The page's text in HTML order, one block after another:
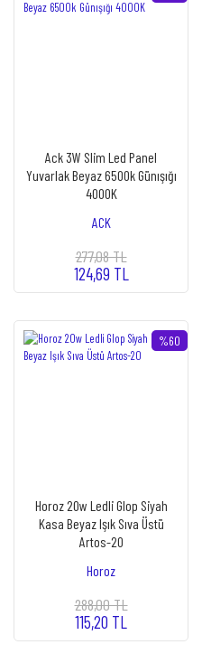
Ack 3W Slim Led Panel
Yuvarlak Beyaz 6500k Günışığı
4000K
ACK
277,08 TL
124,69 TL
%60
Horoz 20w Ledli Glop Siyah
Kasa Beyaz Işık Sıva Üstü
Artos-20
Horoz
288,00 TL
115,20 TL